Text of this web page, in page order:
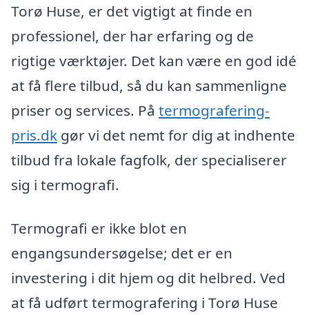
Torø Huse, er det vigtigt at finde en
professionel, der har erfaring og de
rigtige værktøjer. Det kan være en god idé
at få flere tilbud, så du kan sammenligne
priser og services. På termografering-
pris.dk gør vi det nemt for dig at indhente
tilbud fra lokale fagfolk, der specialiserer
sig i termografi.
Termografi er ikke blot en
engangsundersøgelse; det er en
investering i dit hjem og dit helbred. Ved
at få udført termografering i Torø Huse